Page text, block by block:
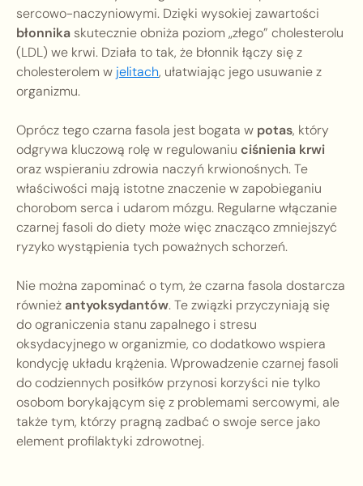
sercowo-naczyniowymi. Dzięki wysokiej zawartości
błonnika skutecznie obniża poziom „złego” cholesterolu
(LDL) we krwi. Działa to tak, że błonnik łączy się z
cholesterolem w jelitach, ułatwiając jego usuwanie z
organizmu.
Oprócz tego czarna fasola jest bogata w potas, który
odgrywa kluczową rolę w regulowaniu ciśnienia krwi
oraz wspieraniu zdrowia naczyń krwionośnych. Te
właściwości mają istotne znaczenie w zapobieganiu
chorobom serca i udarom mózgu. Regularne włączanie
czarnej fasoli do diety może więc znacząco zmniejszyć
ryzyko wystąpienia tych poważnych schorzeń.
Nie można zapominać o tym, że czarna fasola dostarcza
równieżantyoksydantów. Te związki przyczyniają się
do ograniczenia stanu zapalnego i stresu
oksydacyjnego w organizmie, co dodatkowo wspiera
kondycję układu krążenia. Wprowadzenie czarnej fasoli
do codziennych posiłków przynosi korzyści nie tylko
osobom borykającym się z problemami sercowymi, ale
także tym, którzy pragną zadbać o swoje serce jako
element profilaktyki zdrowotnej.